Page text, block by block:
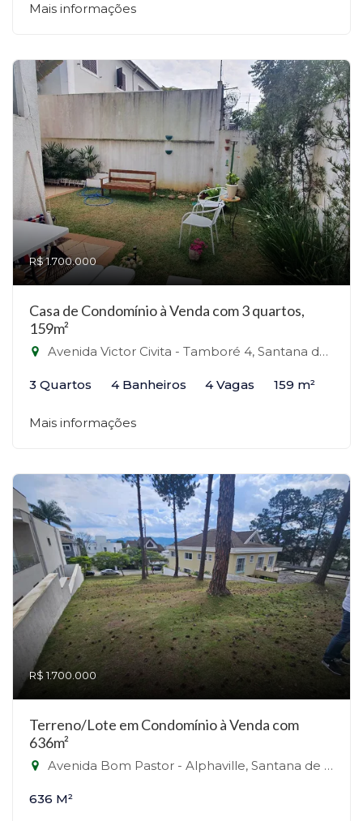
Mais informações
R$ 1.700.000
Casa de Condomínio à Venda com 3 quartos,
159m²
Avenida Victor Civita - Tamboré 4, Santana de Parnaíba-SP
3 Quartos 4 Banheiros 4 Vagas 159 m²
Mais informações
R$ 1.700.000
Terreno/Lote em Condomínio à Venda com
636m²
Avenida Bom Pastor - Alphaville, Santana de Parnaíba-SP
636 M²